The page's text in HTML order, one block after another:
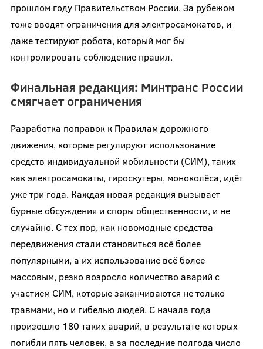
прошлом году Правительством России. За рубежом
тоже вводят ограничения для электросамокатов, и
даже тестируют робота, который мог бы
контролировать соблюдение правил.
Финальная редакция: Минтранс России
смягчает ограничения
Разработка поправок к Правилам дорожного
движения, которые регулируют использование
средств индивидуальной мобильности (СИМ), таких
как электросамокаты, гироскутеры, моноколёса, идёт
уже три года. Каждая новая редакция вызывает
бурные обсуждения и споры общественности, и не
случайно. С тех пор, как новомодные средства
передвижения стали становиться всё более
популярными, а их использование всё более
массовым, резко возросло количество аварий с
участием СИМ, которые заканчиваются не только
травмами, но и гибелью людей. С начала года
произошло 180 таких аварий, в результате которых
погибли пять человек, а за последние полгода число